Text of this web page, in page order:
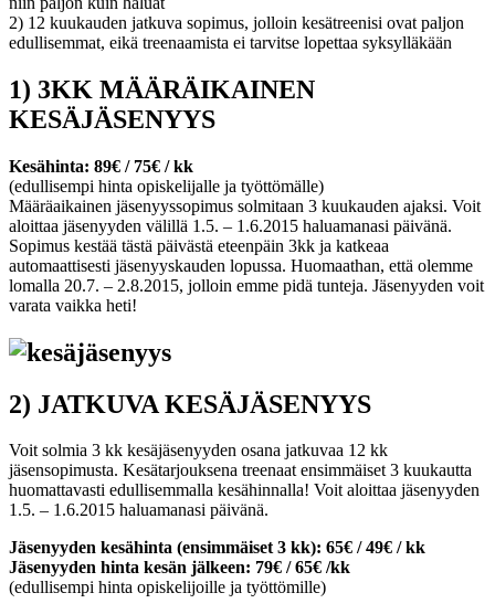
2) 12 kuukauden jatkuva sopimus, jolloin kesätreenisi ovat paljon
edullisemmat, eikä treenaamista ei tarvitse lopettaa syksylläkään
1) 3KK MÄÄRÄIKAINEN
KESÄJÄSENYYS
Kesähinta: 89€ / 75€ / kk
(edullisempi hinta opiskelijalle ja työttömälle)
Määräaikainen jäsenyyssopimus solmitaan 3 kuukauden ajaksi. Voit
aloittaa jäsenyyden välillä 1.5. – 1.6.2015 haluamanasi päivänä.
Sopimus kestää tästä päivästä eteenpäin 3kk ja katkeaa
automaattisesti jäsenyyskauden lopussa. Huomaathan, että olemme
lomalla 20.7. – 2.8.2015, jolloin emme pidä tunteja. Jäsenyyden voit
varata vaikka heti!
2) JATKUVA KESÄJÄSENYYS
Voit solmia 3 kk kesäjäsenyyden osana jatkuvaa 12 kk
jäsensopimusta. Kesätarjouksena treenaat ensimmäiset 3 kuukautta
huomattavasti edullisemmalla kesähinnalla! Voit aloittaa jäsenyyden
1.5. – 1.6.2015 haluamanasi päivänä.
Jäsenyyden kesähinta (ensimmäiset 3 kk): 65€ / 49€ / kk
Jäsenyyden hinta kesän jälkeen: 79€ / 65€ /kk
(edullisempi hinta opiskelijoille ja työttömille)